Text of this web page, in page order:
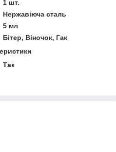
1 шт.
Нержавіюча сталь
5 мл
Бітер, Віночок, Гак
Так